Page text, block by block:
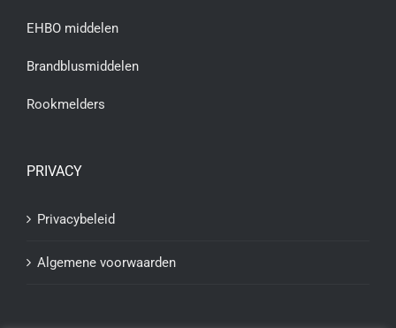
EHBO middelen
Brandblusmiddelen
Rookmelders
PRIVACY
Privacybeleid
Algemene voorwaarden